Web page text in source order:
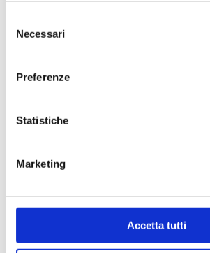
delNecessari
Preferenze
Statistiche
Marketing
Accetta tutti
La partecipazione a tutte le attività
(giochi, concorsi, tornei, feste, serate
balli e le feste in programma tutte le
lettini, teli mare, palestra, vasche
La quota non comprende
Le bevande, le escursioni a terra nel
Le quote di servizio altri servizi